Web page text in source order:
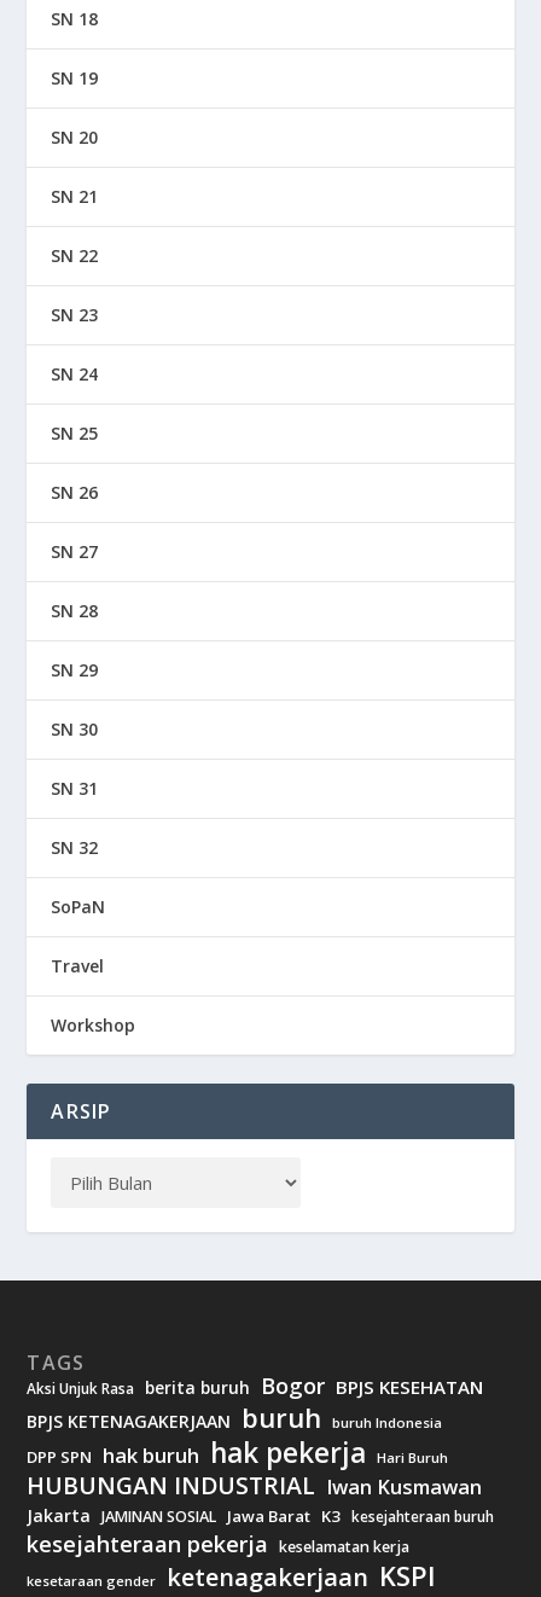
SN 18
SN 19
SN 20
SN 21
SN 22
SN 23
SN 24
SN 25
SN 26
SN 27
SN 28
SN 29
SN 30
SN 31
SN 32
SoPaN
Travel
Workshop
ARSIP
TAGS
Aksi Unjuk Rasa berita buruh Bogor BPJS KESEHATAN
BPJS KETENAGAKERJAAN buruh buruh Indonesia
DPP SPN hak buruh hak pekerja Hari Buruh
HUBUNGAN INDUSTRIAL Iwan Kusmawan
Jakarta JAMINAN SOSIAL Jawa Barat K3 kesejahteraan buruh
kesejahteraan pekerja keselamatan kerja
kesetaraan gender ketenagakerjaan KSPI